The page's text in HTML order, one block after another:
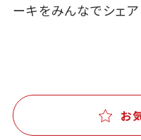
ーキをみんなでシェア
お